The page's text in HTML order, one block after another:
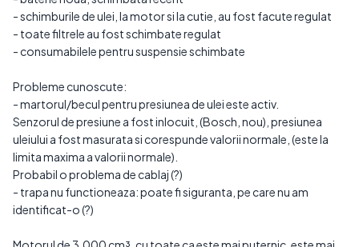
- schimburile de ulei, la motor si la cutie, au fost facute regulat
- toate filtrele au fost schimbate regulat
- consumabilele pentru suspensie schimbate
Probleme cunoscute:
- martorul/becul pentru presiunea de ulei este activ.
Senzorul de presiune a fost inlocuit, (Bosch, nou), presiunea
uleiului a fost masurata si corespunde valorii normale, (este la
limita maxima a valorii normale).
Probabil o problema de cablaj (?)
- trapa nu functioneaza: poate fi siguranta, pe care nu am
identificat-o (?)